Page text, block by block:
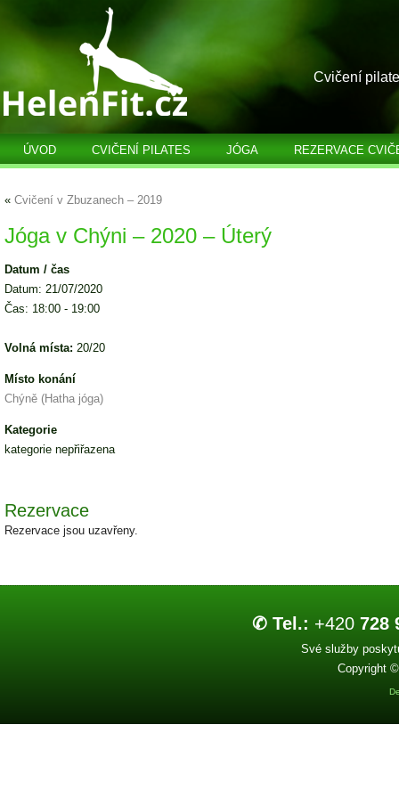
Cvičení
ÚVOD CVIČENÍ PILATES JÓGA REZERVACE
« Cvičení v Zbuzanech – 2019
Jóga v Chýni – 2020 – Úterý
Datum / čas
Datum: 21/07/2020
Čas: 18:00 - 19:00
Volná místa: 20/20
Místo konání
Chýně (Hatha jóga)
Kategorie
kategorie nepřiřazena
Rezervace
Rezervace jsou uzavřeny.
✆ Tel.: +420 728
Své služby
Copyright